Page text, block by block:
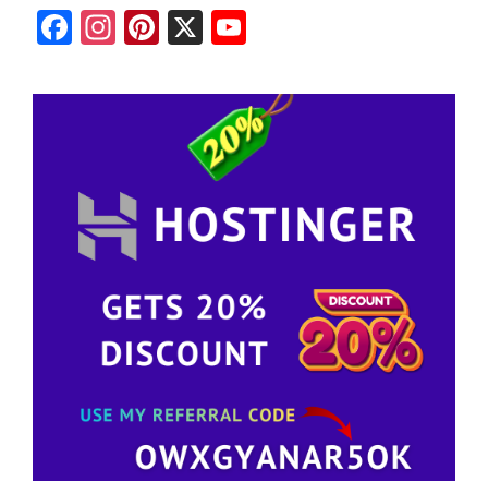
Facebook
Instagram
Pinterest
X